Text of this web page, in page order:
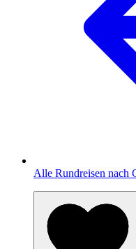
Alle Rundreisen nach